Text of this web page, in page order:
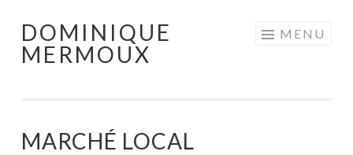
Aller
au
DOMINIQUE
MERMOUX
MENU
MARCHÉ LOCAL